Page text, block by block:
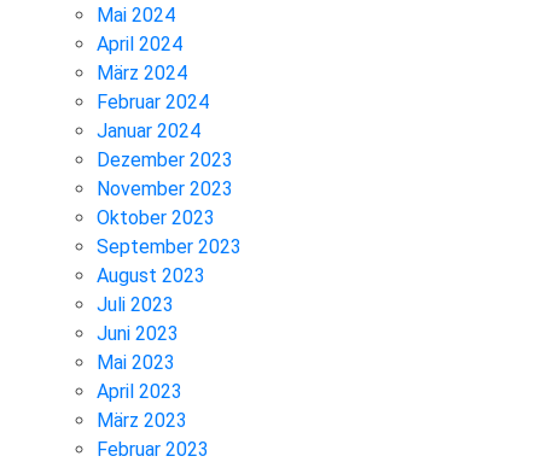
Mai 2024
April 2024
März 2024
Februar 2024
Januar 2024
Dezember 2023
November 2023
Oktober 2023
September 2023
August 2023
Juli 2023
Juni 2023
Mai 2023
April 2023
März 2023
Februar 2023